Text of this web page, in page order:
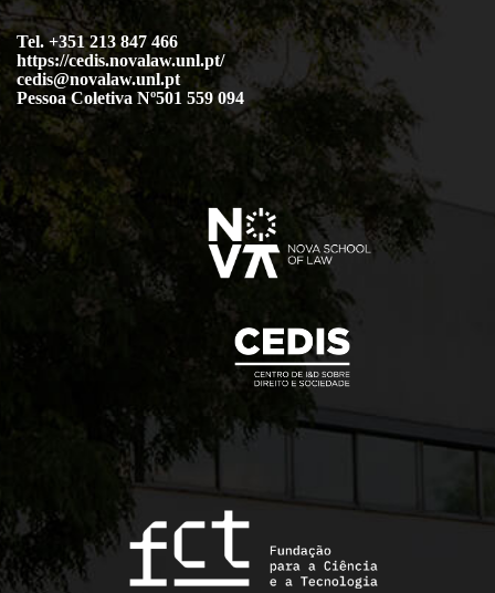
Tel. +351 213 847 466
https://cedis.novalaw.unl.pt/
cedis@novalaw.unl.pt
Pessoa Coletiva Nº501 559 094